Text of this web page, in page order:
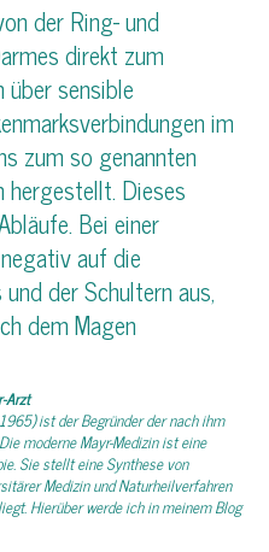
der Ring- und
direkt zum
über sensible
im
zum so genannten
hergestellt. Dieses
Bei einer
auf die
der Schultern aus,
dem Magen
Arzt
ist der Begründer der nach ihm
moderne Mayr-Medizin ist eine
Sie stellt eine Synthese von
Medizin und Naturheilverfahren
Hierüber werde ich in meinem Blog